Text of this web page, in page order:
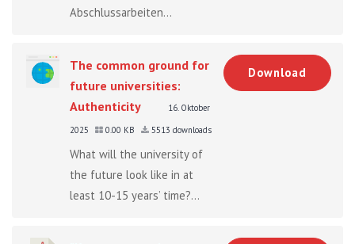
Abschlussarbeiten...
The common ground for
future universities:
Authenticity
16. Oktober
2025
0.00 KB 5513 downloads
What will the university of
the future look like in at
least 10-15 years’ time?...
Download